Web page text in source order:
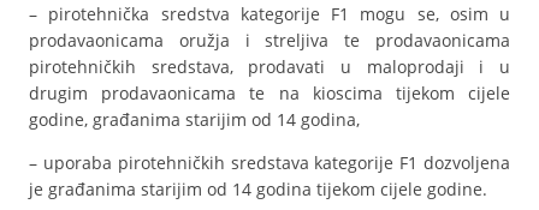
– pirotehnička sredstva kategorije F1 mogu se, osim u
prodavaonicama oružja i streljiva te prodavaonicama
pirotehničkih sredstava, prodavati u maloprodaji i u
drugim prodavaonicama te na kioscima tijekom cijele
godine, građanima starijim od 14 godina,
– uporaba pirotehničkih sredstava kategorije F1 dozvoljena
je građanima starijim od 14 godina tijekom cijele godine.